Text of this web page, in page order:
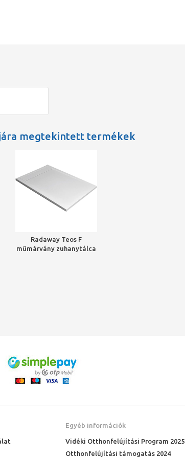
megtekintett termékek
Radaway Teos F
műmárvány zuhanytálca
Egyéb információk
Vidéki Otthonfelújítási Program 2025
Otthonfelújítási támogatás 2024